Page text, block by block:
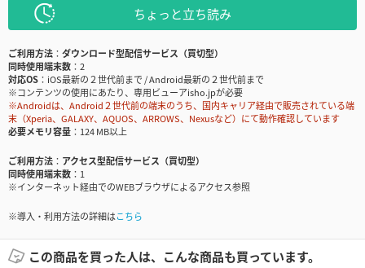
ちょっと立ち読み
ご利用方法
ダウンロード型配信サービス（買切型）
同時使用端末数
2
対応OS
iOS最新の２世代前まで / Android最新の２世代前まで
※コンテンツの使用にあたり、専用ビューアisho.jpが必要
※Androidは、Android２世代前の端末のうち、国内キャリア経由で販売されている端
末（Xperia、GALAXY、AQUOS、ARROWS、Nexusなど）にて動作確認しています
必要メモリ容量
124 MB以上
ご利用方法
アクセス型配信サービス（買切型）
同時使用端末数
1
※インターネット経由でのWEBブラウザによるアクセス参照
※導入・利用方法の詳細はこちら
この商品を買った人は、こんな商品も買っています。